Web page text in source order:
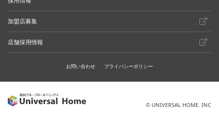
加盟店募集
店舗採用情報
お問い合わせ プライバシーポリシー
© UNIVERSAL HOME. INC